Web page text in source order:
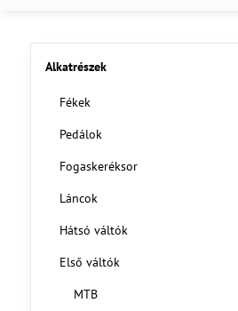
Alkatrészek
Fékek
Pedálok
Fogaskeréksor
Láncok
Hátsó váltók
Első váltók
MTB